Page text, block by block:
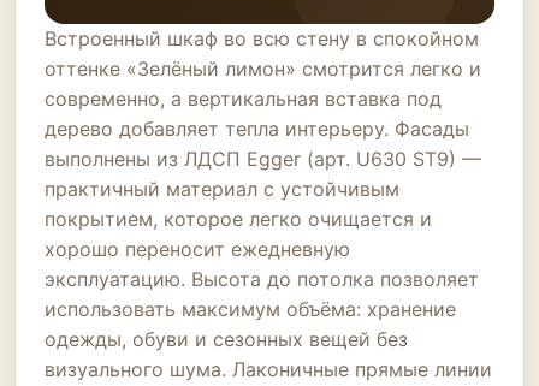
Встроенный шкаф во всю стену в спокойном
оттенке «Зелёный лимон» смотрится легко и
современно, а вертикальная вставка под
дерево добавляет тепла интерьеру. Фасады
выполнены из ЛДСП Egger (арт. U630 ST9) —
практичный материал с устойчивым
покрытием, которое легко очищается и
хорошо переносит ежедневную
эксплуатацию. Высота до потолка позволяет
использовать максимум объёма: хранение
одежды, обуви и сезонных вещей без
визуального шума. Лаконичные прямые линии